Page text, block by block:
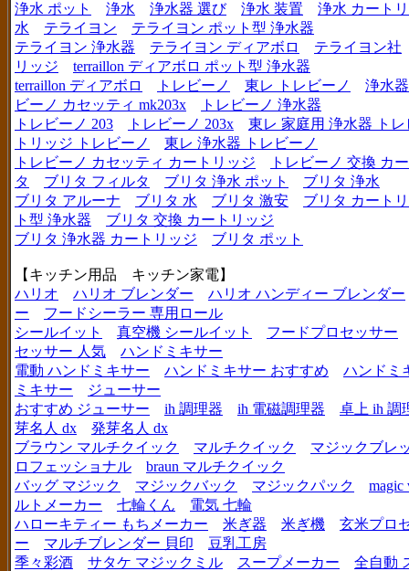
浄水 ポット
浄水 浄水器 選び 浄水 装置
浄水 カート
水
テライヨン
テライヨン ポット型 浄水器
テライヨン 浄水器
テライヨン ディアボロ
テライヨン社
リッジ
terraillon ディアボロ ポット型 浄水器
terraillon ディアボロ
トレビーノ 東レ トレビーノ
浄水
ビーノ カセッティ mk203x
トレビーノ 浄水器
トレビーノ 203
トレビーノ 203x
東レ 家庭用 浄水器 トレ
トリッジ トレビーノ
東レ 浄水器 トレビーノ
トレビーノ カセッティ カートリッジ
トレビーノ 交換 カ
タ
ブリタ フィルタ ブリタ 浄水 ポット
ブリタ 浄水
ブリタ アルーナ
ブリタ 水 ブリタ 激安
ブリタ カート
ト型 浄水器
ブリタ 交換 カートリッジ
ブリタ 浄水器 カートリッジ
ブリタ ポット
【キッチン用品 キッチン家電】
ハリオ
ハリオ ブレンダー
ハリオ ハンディー ブレンダー
ー
フードシーラー 専用ロール
シールイット
真空機 シールイット
フードプロセッサー
セッサー 人気
ハンドミキサー
電動 ハンドミキサー
ハンドミキサー おすすめ
ハンドミ
ミキサー
ジューサー
おすすめ ジューサー
ih 調理器 ih 電磁調理器
卓上 ih 調
芽名人 dx
発芽名人 dx
ブラウン マルチクイック
マルチクイック
マジックブレ
ロフェッショナル
braun マルチクイック
バッグ マジック
マジックバック マジックパック
magic
ルトメーカー
七輪くん
電気 七輪
ハローキティー もちメーカー
米ぎ器 米ぎ機
玄米プロ
ー
マルチブレンダー 貝印
豆乳工房
季々彩酒
サタケ マジックミル スープメーカー 全自動